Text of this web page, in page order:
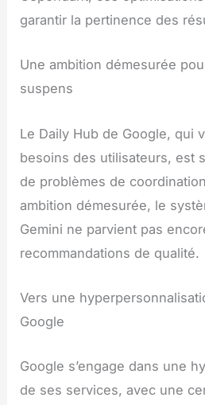
garantir la pertinence des
Une ambition démesurée
suspens
Le Daily Hub de Google, qui
besoins des utilisateurs, est
de problèmes de
ambition démesurée, le
Gemini ne parvient pas
recommandations de qualité.
Vers une
Google
Google s’engage dans une
de ses services, avec une